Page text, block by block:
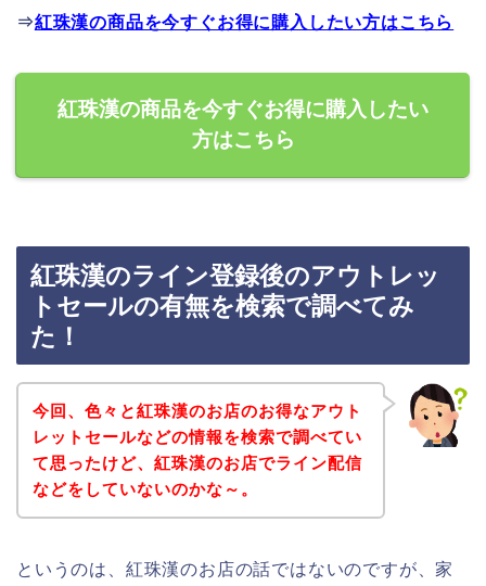
⇒紅珠漢の商品を今すぐお得に購入したい方はこちら
紅珠漢の商品を今すぐお得に購入したい
方はこちら
紅珠漢のライン登録後のアウトレッ
トセールの有無を検索で調べてみ
た！
今回、色々と紅珠漢のお店のお得なアウト
レットセールなどの情報を検索で調べてい
て思ったけど、紅珠漢のお店でライン配信
などをしていないのかな～。
というのは、紅珠漢のお店の話ではないのですが、家